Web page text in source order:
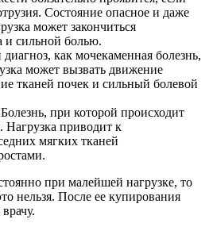
Состояние опасное и даже
может закончиться
и сильной болью.
как мочекаменная болезнь,
может вызвать движение
тканей почек и сильный болевой
при которой происходит
Нагрузка приводит к
мягких тканей
при малейшей нагрузке, то
нельзя. После ее купирования